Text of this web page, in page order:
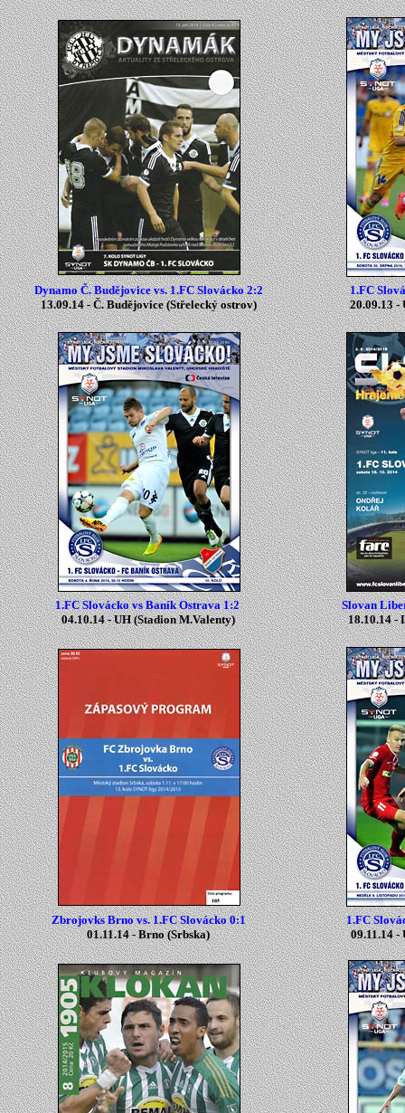
Dynamo Č. Budějovice vs. 1.FC Slovácko 2:2
1.FC
13.09.14 -Č. Budějovice(Střelecký ostrov) 20.09.13 -
1.FC Slovácko vs Baník Ostrava 1:2
Slovan
04.10.14 -UH(Stadion M.Valenty) 18.10.14 -
Zbrojovks Brno vs. 1.FC Slovácko 0:1
1.FC
01.11.14 -Brno(Srbska) 09.11.14 -